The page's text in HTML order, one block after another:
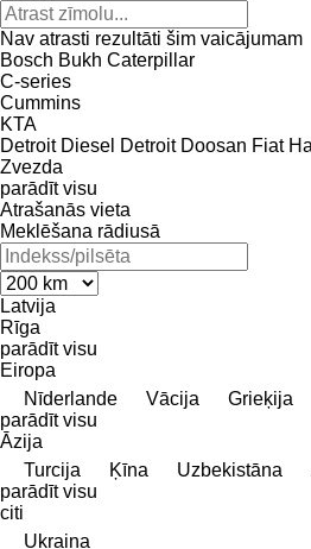
Nav atrasti rezultāti šim vaicājumam
Bosch Bukh Caterpillar
C-series
Cummins
KTA
Detroit Diesel Detroit Doosan Fiat
Zvezda
parādīt visu
Atrašanās vieta
Meklēšana rādiusā
Latvija
Rīga
parādīt visu
Eiropa
Nīderlande
Vācija Grieķija
parādīt visu
Āzija
Turcija
Ķīna Uzbekistāna
parādīt visu
citi
Ukraina